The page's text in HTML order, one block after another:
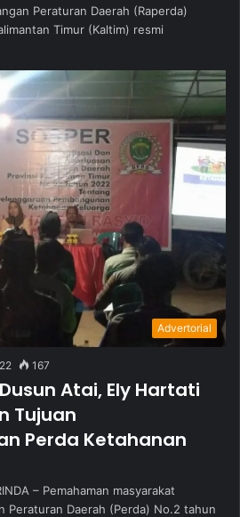
Peraturan Daerah (Raperda)
Timur (Kaltim) resmi
Advertorial
167
Atai, Ely Hartati
Tujuan
Perda Ketahanan
– Pemahaman masyarakat
Peraturan Daerah (Perda) No.2 tahun